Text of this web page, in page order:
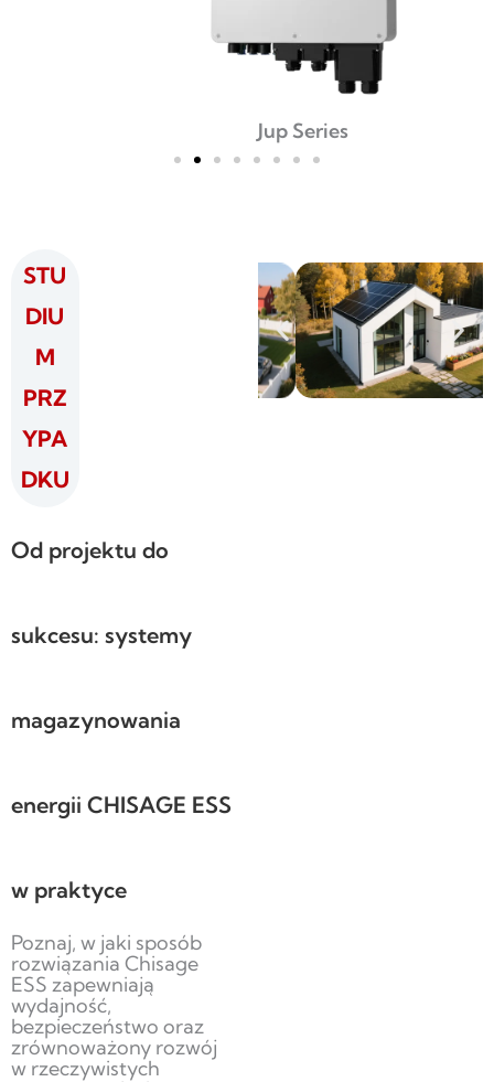
Jup Series
STU
DIU
M
PRZ
YPA
DKU
Od projektu do
sukcesu: systemy
magazynowania
energii CHISAGE ESS
w praktyce
Poznaj, w jaki sposób
rozwiązania Chisage
ESS zapewniają
wydajność,
bezpieczeństwo oraz
zrównoważony rozwój
w rzeczywistych